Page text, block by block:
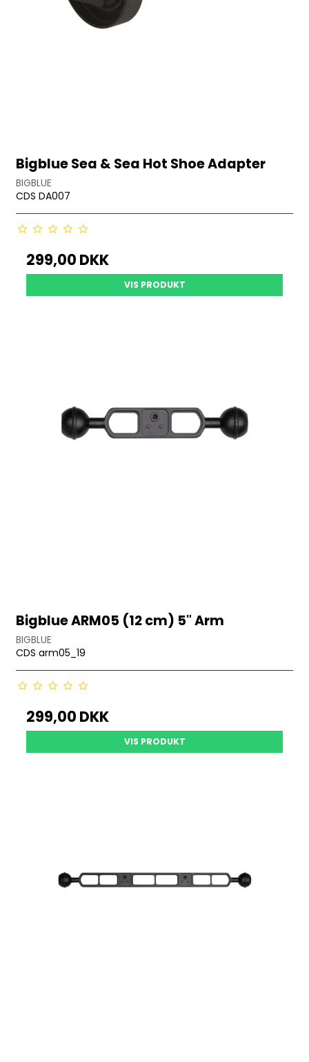
Bigblue Sea & Sea Hot Shoe Adapter
BIGBLUE
CDS DA007
299,00 DKK
VIS PRODUKT
Bigblue ARM05 (12 cm) 5" Arm
BIGBLUE
CDS arm05_19
299,00 DKK
VIS PRODUKT